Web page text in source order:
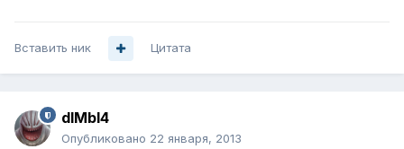
Вставить ник Цитата
dIMbI4
Опубликовано 22 января, 2013